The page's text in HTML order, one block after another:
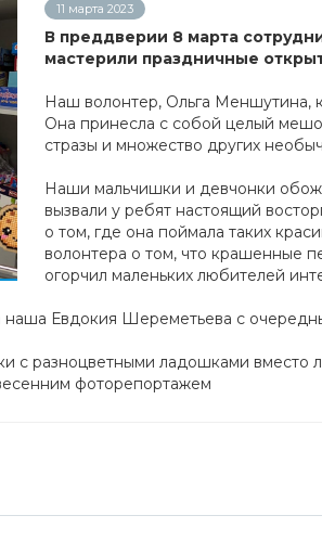
11 марта 2023
В преддверии 8 марта
мастерили праздничные
Наш волонтер, Ольга Меншутина,
Она принесла с собой целый
стразы и множество других
Наши мальчишки и девчонки
вызвали у ребят настоящий
о том, где она поймала таких
волонтера о том, что крашенные
огорчил маленьких любителей
наша Евдокия Шереметьева с
с разноцветными ладошками вместо
фоторепортажем